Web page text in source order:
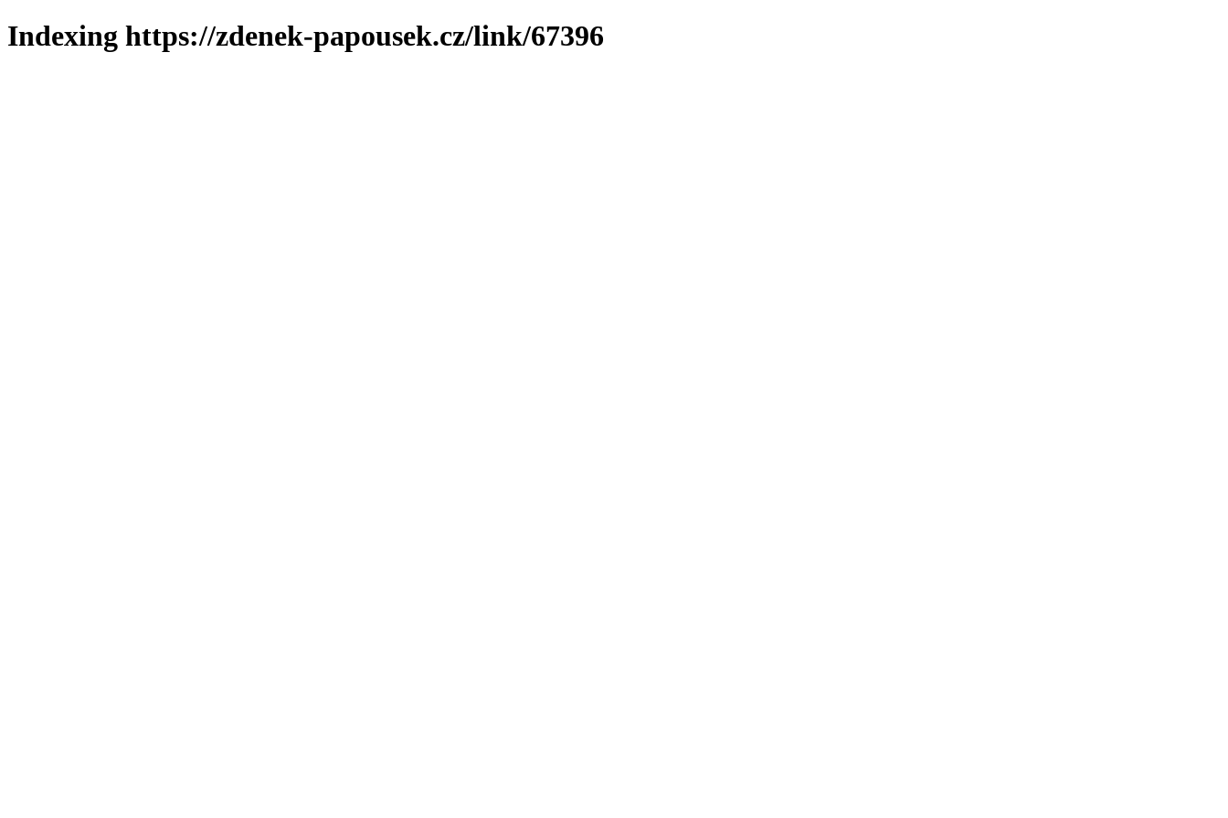
Indexing https://zdenek-papousek.cz/link/67396